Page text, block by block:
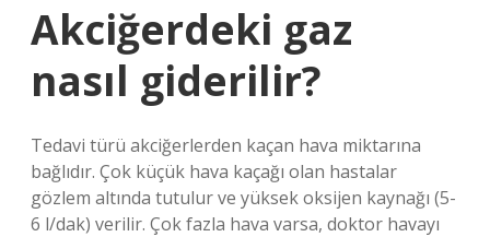
Akciğerdeki gaz
nasıl giderilir?
Tedavi türü akciğerlerden kaçan hava miktarına
bağlıdır. Çok küçük hava kaçağı olan hastalar
gözlem altında tutulur ve yüksek oksijen kaynağı (5-
6 l/dak) verilir. Çok fazla hava varsa, doktor havayı